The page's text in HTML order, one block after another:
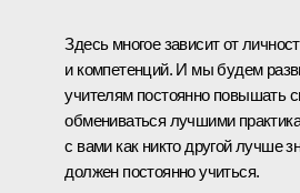
Здесь многое зависит от
и компетенций. И мы будем
учителям постоянно повышать
обмениваться лучшими
с вами как никто другой лучше
должен постоянно учиться.